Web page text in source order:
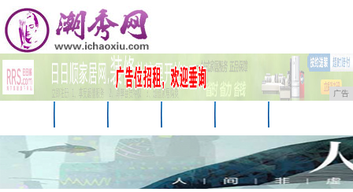
广告
企业 游戏